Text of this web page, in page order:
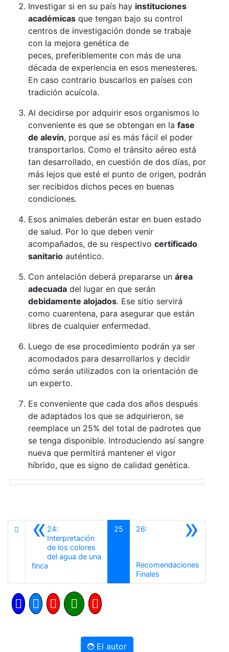
Investigar si en su país hay instituciones
académicas que tengan bajo su control
centros de investigación donde se trabaje
con la mejora genética de
peces, preferiblemente con más de una
década de experiencia en esos menesteres.
En caso contrario buscarlos en países con
tradición acuícola.
Al decidirse por adquirir esos organismos lo
conveniente es que se obtengan en la fase
de alevín, porque así es más fácil el poder
transportarlos. Como el tránsito aéreo está
tan desarrollado, en cuestión de dos días, por
más lejos que esté el punto de origen, podrán
ser recibidos dichos peces en buenas
condiciones.
Esos animales deberán estar en buen estado
de salud. Por lo que deben venir
acompañados, de su respectivo certificado
sanitario auténtico.
Con antelación deberá prepararse un área
adecuada del lugar en que serán
debidamente alojados. Ese sitio servirá
como cuarentena, para asegurar que están
libres de cualquier enfermedad.
Luego de ese procedimiento podrán ya ser
acomodados para desarrollarlos y decidir
cómo serán utilizados con la orientación de
un experto.
Es conveniente que cada dos años después
de adaptados los que se adquirieron, se
reemplace un 25% del total de padrotes que
se tenga disponible. Introduciendo así sangre
nueva que permitirá mantener el vigor
híbrido, que es signo de calidad genética.
«24:
Interpretación
de los colores
del agua de una
finca
25 »
26:
Recomendaciones
Finales
El autor